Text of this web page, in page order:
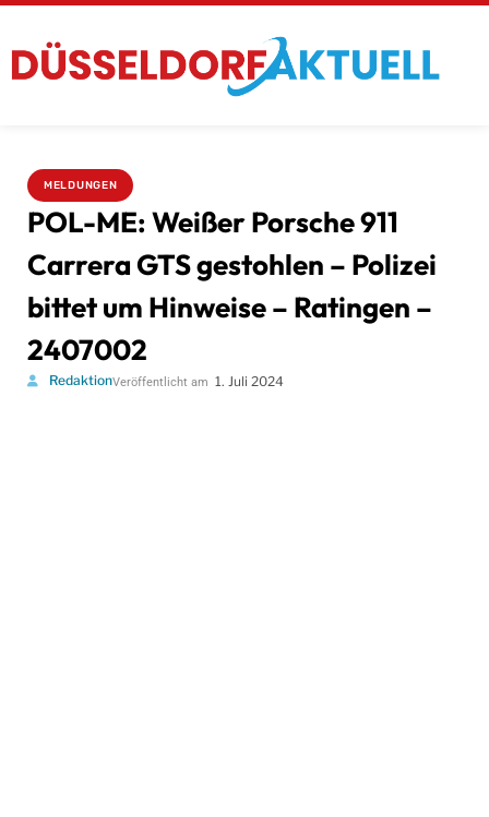
MELDUNGEN
POL-ME: Weißer Porsche 911
Carrera GTS gestohlen – Polizei
bittet um Hinweise – Ratingen –
2407002
RedaktionVeröffentlicht am 1. Juli 2024